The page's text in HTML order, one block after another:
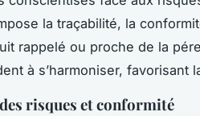
la traçabilité, la
rappelé ou proche de la
à s’harmoniser, favorisant
risques et conformité